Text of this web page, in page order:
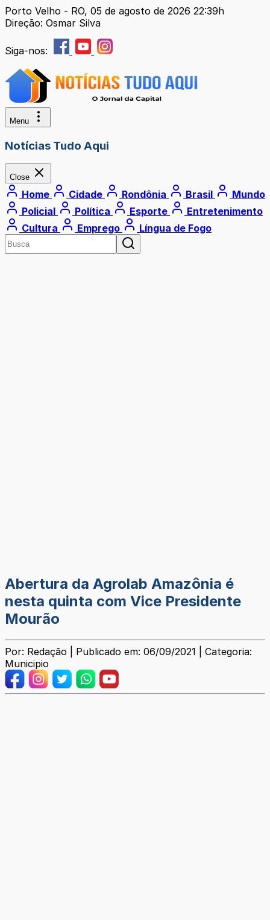
Porto Velho - RO, 05 de agosto de 2026 22:39h
Direção: Osmar Silva
Siga-nos:
Menu
Notícias Tudo Aqui
Close
Home Cidade Rondônia Brasil
Mundo
Policial
Política Esporte
Entretenimento
Cultura
Emprego Língua de Fogo
Abertura da Agrolab Amazônia é
nesta quinta com Vice Presidente
Mourão
Por: Redação | Publicado em: 06/09/2021 | Categoria:
Municipio